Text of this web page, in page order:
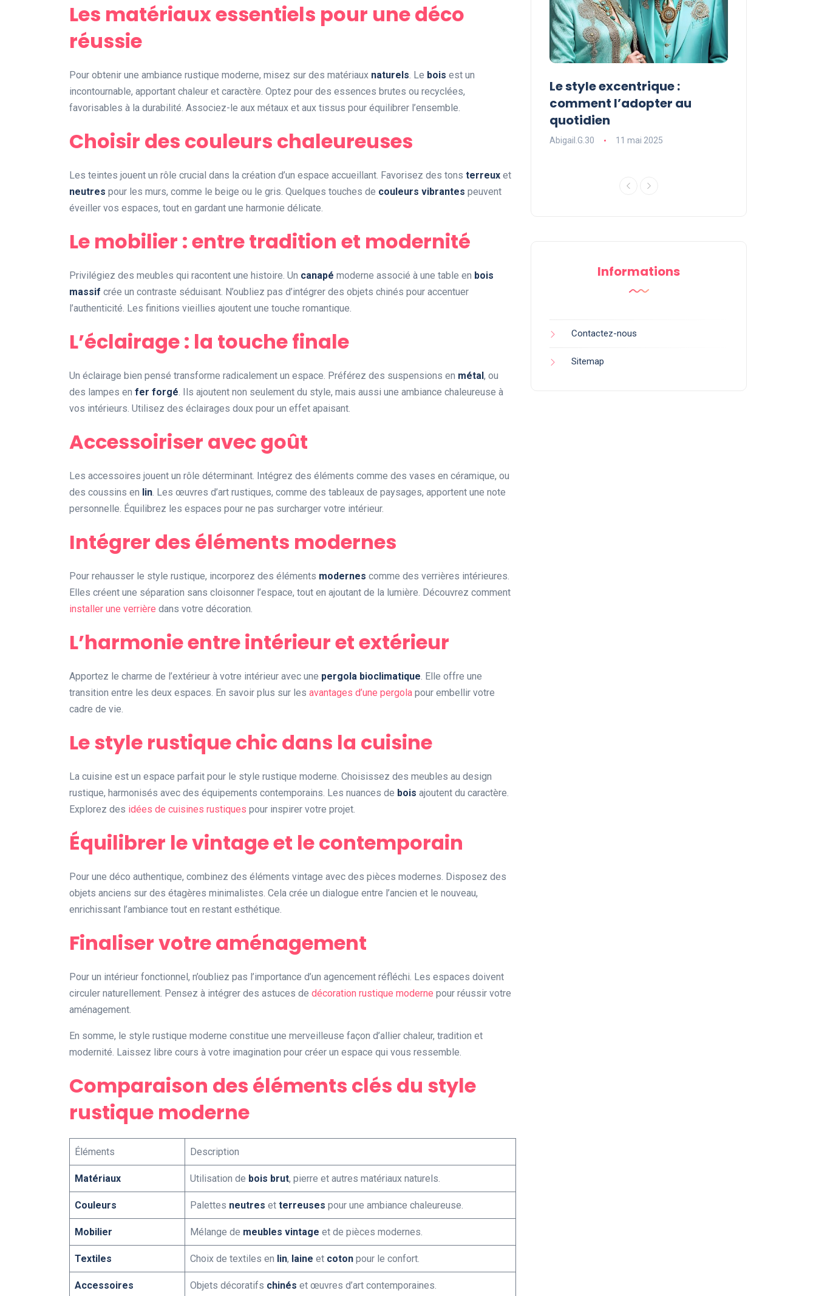
Les matériaux essentiels pour une déco
réussie
Pour obtenir une ambiance rustique moderne, misez sur des matériaux naturels. Le bois est un
incontournable, apportant chaleur et caractère. Optez pour des essences brutes ou recyclées,
favorisables à la durabilité. Associez-le aux métaux et aux tissus pour équilibrer l’ensemble.
Choisir des couleurs chaleureuses
Les teintes jouent un rôle crucial dans la création d’un espace accueillant. Favorisez des tons terreux et
neutres pour les murs, comme le beige ou le gris. Quelques touches de couleurs vibrantes peuvent
éveiller vos espaces, tout en gardant une harmonie délicate.
Le mobilier : entre tradition et modernité
Privilégiez des meubles qui racontent une histoire. Un canapé moderne associé à une table en bois
massif crée un contraste séduisant. N’oubliez pas d’intégrer des objets chinés pour accentuer
l’authenticité. Les finitions vieillies ajoutent une touche romantique.
L’éclairage : la touche finale
Un éclairage bien pensé transforme radicalement un espace. Préférez des suspensions en métal, ou
des lampes en fer forgé. Ils ajoutent non seulement du style, mais aussi une ambiance chaleureuse à
vos intérieurs. Utilisez des éclairages doux pour un effet apaisant.
Accessoiriser avec goût
Les accessoires jouent un rôle déterminant. Intégrez des éléments comme des vases en céramique, ou
des coussins en lin. Les œuvres d’art rustiques, comme des tableaux de paysages, apportent une note
personnelle. Équilibrez les espaces pour ne pas surcharger votre intérieur.
Intégrer des éléments modernes
Pour rehausser le style rustique, incorporez des éléments modernes comme des verrières intérieures.
Elles créent une séparation sans cloisonner l’espace, tout en ajoutant de la lumière. Découvrez comment
installer une verrière dans votre décoration.
L’harmonie entre intérieur et extérieur
Apportez le charme de l’extérieur à votre intérieur avec une pergola bioclimatique. Elle offre une
transition entre les deux espaces. En savoir plus sur les avantages d’une pergola pour embellir votre
cadre de vie.
Le style rustique chic dans la cuisine
La cuisine est un espace parfait pour le style rustique moderne. Choisissez des meubles au design
rustique, harmonisés avec des équipements contemporains. Les nuances de bois ajoutent du caractère.
Explorez des idées de cuisines rustiques pour inspirer votre projet.
Équilibrer le vintage et le contemporain
Pour une déco authentique, combinez des éléments vintage avec des pièces modernes. Disposez des
objets anciens sur des étagères minimalistes. Cela crée un dialogue entre l’ancien et le nouveau,
enrichissant l’ambiance tout en restant esthétique.
Finaliser votre aménagement
Pour un intérieur fonctionnel, n’oubliez pas l’importance d’un agencement réfléchi. Les espaces doivent
circuler naturellement. Pensez à intégrer des astuces de décoration rustique moderne pour réussir votre
aménagement.
En somme, le style rustique moderne constitue une merveilleuse façon d’allier chaleur, tradition et
modernité. Laissez libre cours à votre imagination pour créer un espace qui vous ressemble.
Comparaison des éléments clés du style
rustique moderne
Éléments Description
Matériaux Utilisation de bois brut, pierre et autres matériaux naturels.
Couleurs Palettes neutres et terreuses pour une ambiance chaleureuse.
Mobilier Mélange de meubles vintage et de pièces modernes.
Textiles Choix de textiles en lin, laine et coton pour le confort.
Accessoires Objets décoratifs chinés et œuvres d’art contemporaines.
L’ambiance exclusive :
comment créer une
votre espace
Le style excentrique :
comment l’adopter au
quotidien
Abigail.G.30 11 mai 2025
Informations
Contactez-nous
Sitemap